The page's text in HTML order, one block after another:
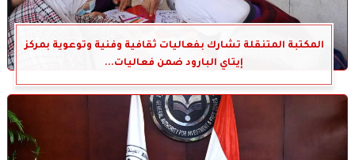
المكتبة المتنقلة تشارك بفعاليات ثقافية وفنية وتوعوية بمركز
إيتاي البارود ضمن فعاليات...